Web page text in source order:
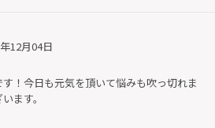
12月04日
！今日も元気を頂いて悩みも吹っ切れま
ます。